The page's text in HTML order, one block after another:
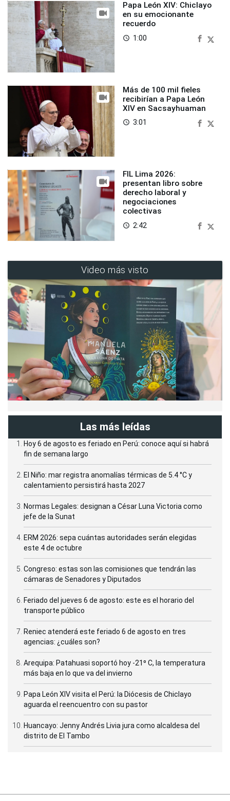
Papa León XIV: Chiclayo
en su emocionante
recuerdo
access_time 1:00
Más de 100 mil fieles
recibirían a Papa León
XIV en Sacsayhuaman
access_time 3:01
FIL Lima 2026:
presentan libro sobre
derecho laboral y
negociaciones
colectivas
access_time 2:42
Video más visto
Las más leídas
Hoy 6 de agosto es feriado en Perú: conoce aquí si habrá
fin de semana largo
El Niño: mar registra anomalías térmicas de 5.4 °C y
calentamiento persistirá hasta 2027
Normas Legales: designan a César Luna Victoria como
jefe de la Sunat
ERM 2026: sepa cuántas autoridades serán elegidas
este 4 de octubre
Congreso: estas son las comisiones que tendrán las
cámaras de Senadores y Diputados
Feriado del jueves 6 de agosto: este es el horario del
transporte público
Reniec atenderá este feriado 6 de agosto en tres
agencias: ¿cuáles son?
Arequipa: Patahuasi soportó hoy -21⁰ C, la temperatura
más baja en lo que va del invierno
Papa León XIV visita el Perú: la Diócesis de Chiclayo
aguarda el reencuentro con su pastor
Huancayo: Jenny Andrés Livia jura como alcaldesa del
distrito de El Tambo